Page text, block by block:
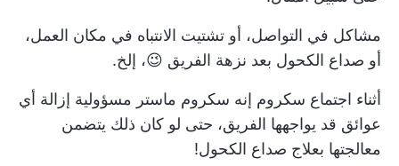
مشاكل في التواصل، أو تشتيت الانتباه في مكان العمل،
أو صداع الكحول بعد نزهة الفريق 😉، إلخ.
أثناء اجتماع سكروم إنه سكروم ماستر مسؤولية إزالة أي
عوائق قد يواجهها الفريق، حتى لو كان ذلك يتضمن
معالجتها بعلاج صداع الكحول!